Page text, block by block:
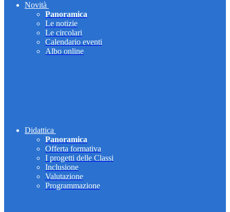
Novità
Panoramica
Le notizie
Le circolari
Calendario eventi
Albo online
Didattica
Panoramica
Offerta formativa
I progetti delle Classi
Inclusione
Valutazione
Programmazione